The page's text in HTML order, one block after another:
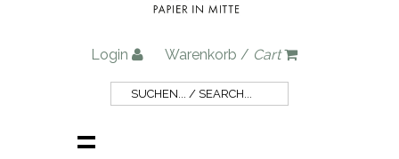
Login Warenkorb / Cart